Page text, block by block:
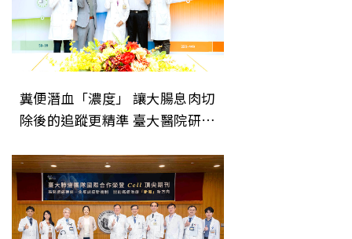
糞便潛血「濃度」 讓大腸息肉切
除後的追蹤更精準 臺大醫院研究
《Gastroenterology》